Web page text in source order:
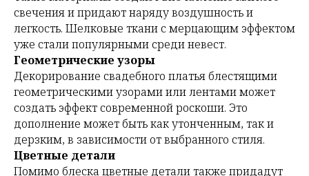
свечения и придают наряду воздушность и
легкость. Шелковые ткани с мерцающим эффектом
уже стали популярными среди невест.
Геометрические узоры
Декорирование свадебного платья блестящими
геометрическими узорами или лентами может
создать эффект современной роскоши. Это
дополнение может быть как утонченным, так и
дерзким, в зависимости от выбранного стиля.
Цветные детали
Помимо блеска цветные детали также придадут